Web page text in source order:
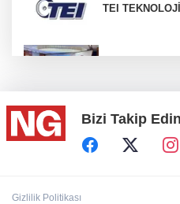
TEI
Bizi Takip
Gizlilik Politikası